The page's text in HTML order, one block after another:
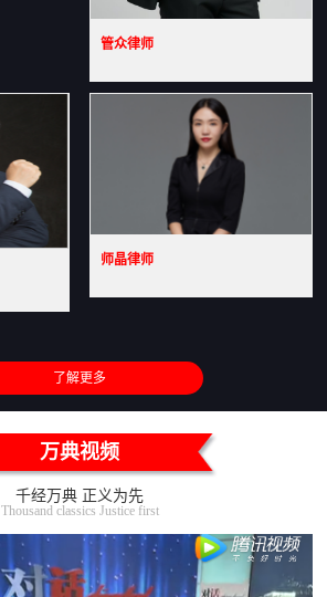
管众律师
师晶律师
了解更多
万典视频
千经万典 正义为先
Thousand classics Justice first